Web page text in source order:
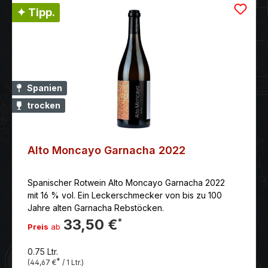
✦ Tipp.
Spanien
trocken
Alto Moncayo Garnacha 2022
Spanischer Rotwein Alto Moncayo Garnacha 2022
mit 16 % vol. Ein Leckerschmecker von bis zu 100
Jahre alten Garnacha Rebstöcken.
Preis ab 33,50 €*
0.75 Ltr.
(44,67 €* / 1 Ltr.)